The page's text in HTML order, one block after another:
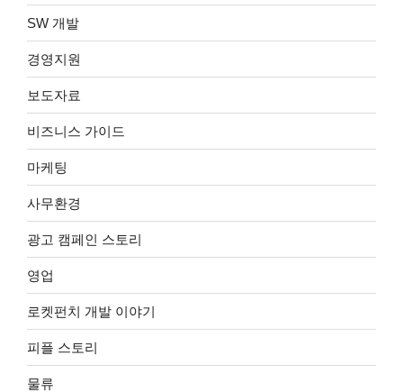
SW 개발
경영지원
보도자료
비즈니스 가이드
마케팅
사무환경
광고 캠페인 스토리
영업
로켓펀치 개발 이야기
피플 스토리
물류